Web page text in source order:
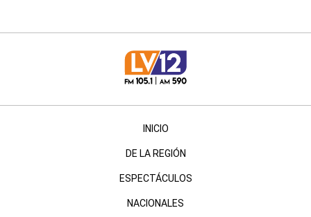
INICIO
DE LA REGIÓN
ESPECTÁCULOS
NACIONALES